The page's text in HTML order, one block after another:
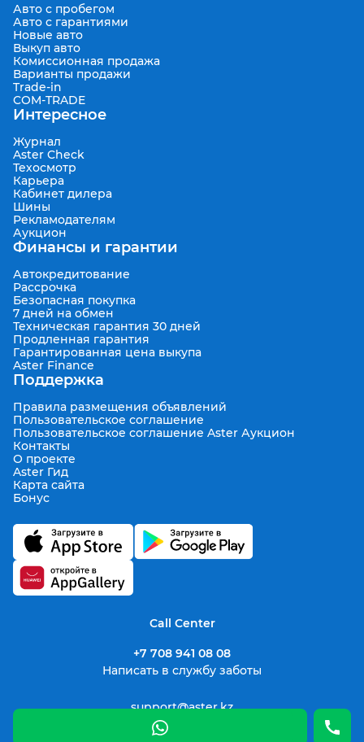
Авто с пробегом
Авто с гарантиями
Новые авто
Выкуп авто
Комиссионная продажа
Варианты продажи
Trade-in
COM-TRADE
Интересное
Журнал
Aster Check
Техосмотр
Карьера
Кабинет дилера
Шины
Рекламодателям
Аукцион
Финансы и гарантии
Автокредитование
Рассрочка
Безопасная покупка
7 дней на обмен
Техническая гарантия 30 дней
Продленная гарантия
Гарантированная цена выкупа
Aster Finance
Поддержка
Правила размещения объявлений
Пользовательское соглашение
Пользовательское соглашение Aster Аукцион
Контакты
О проекте
Aster Гид
Карта сайта
Бонус
Call Center
+7 708 941 08 08
Написать в службу заботы
support@aster.kz
Все права защищены